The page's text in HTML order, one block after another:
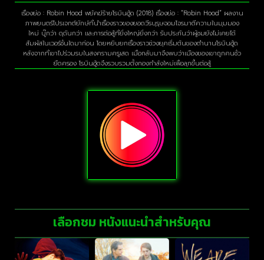
เรื่องย่อ : Robin Hood พยัคฆ์ร้ายโรบินฮู้ด (2018) เรื่องย่อ : “Robin Hood” ผลงาน
ภาพยนตร์โปรเจกต์ยักษ์ที่นำเรื่องราวของยอดวีรบุรุษจอมโจรมาตีความในมุมมอง
ใหม่ บู๊กว่า ดุดันกว่า และการต่อสู้ที่ยิ่งใหญ่ยิ่งกว่า รับประกันว่าผู้ชมยังไม่เคยได้
สัมผัสในเวอร์ชั่นใดมาก่อน โดยหยิบยกเรื่องราวช่วงยุคเริ่มต้นของตำนานโรบินฮู้ด
หลังจากที่เขาไปร่วมรบในสงครามครูเสด เมื่อกลับมาจึงพบว่าเมืองของเขาถูกคนชั่ว
ยึดครอง โรบินฮู้ดจึงรวบรวมตั้งกองกำลังใหม่เพื่อลุกขึ้นต่อสู้
เลือกชม หนังแนะนำสำหรับคุณ